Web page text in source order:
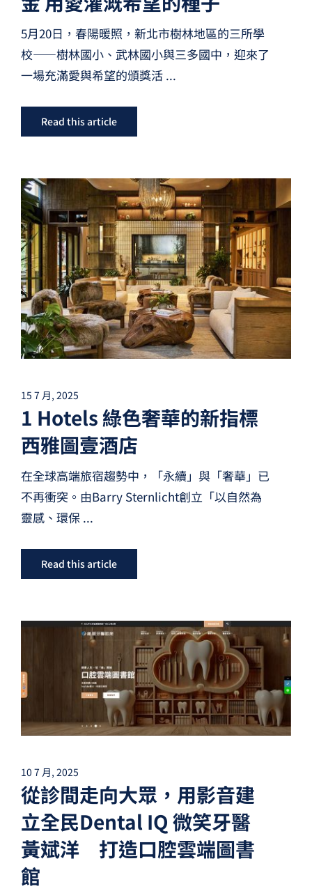
5月20日，春陽暖照，新北市樹林地區的三所學
校——樹林國小、武林國小與三多國中，迎來了
一場充滿愛與希望的頒獎活 ...
Read this article
15 7 月, 2025
1 Hotels 綠色奢華的新指標
西雅圖壹酒店
在全球高端旅宿趨勢中，「永續」與「奢華」已
不再衝突。由Barry Sternlicht創立「以自然為
靈感、環保 ...
Read this article
10 7 月, 2025
從診間走向大眾，用影音建
立全民Dental IQ 微笑牙醫
黃斌洋 打造口腔雲端圖書
館